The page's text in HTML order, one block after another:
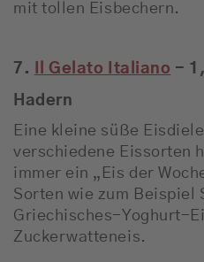
mit tollen Eisbechern.
7. Il Gelato Italiano -
Hadern
Eine kleine süße
verschiedene Eissorten
immer ein „Eis der
Sorten wie zum Beispiel
Griechisches-Yoghurt-
Zuckerwatteneis.